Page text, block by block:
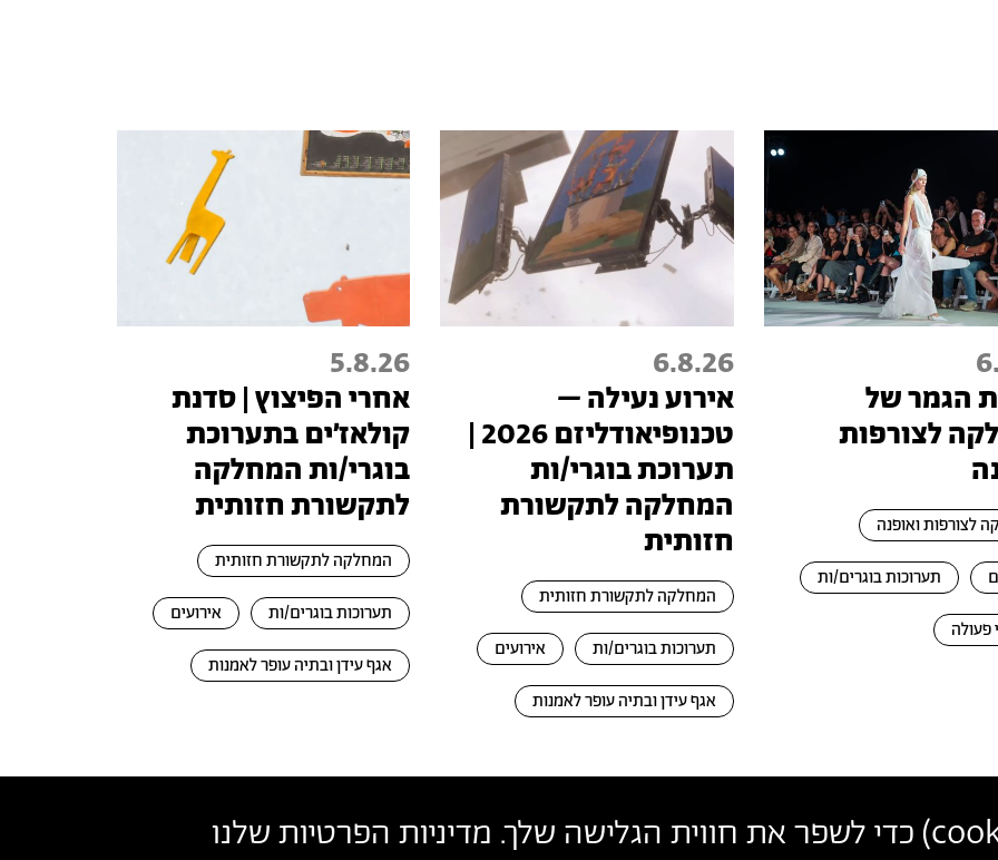
) כדי לשפר את חווית הגלישה שלך. מדיניות הפרטיות שלנו
הגמר של
לצורפות
לצורפות ואופנה
תערוכות בוגרים/ות
פעולה
6.8.26
אירוע נעילה –
טכנופיאודליזם 2026 |
תערוכת בוגרי/ות
המחלקה לתקשורת
חזותית
המחלקה לתקשורת חזותית
תערוכות בוגרים/ות אירועים
אגף עידן ובתיה עופר לאמנות
5.8.26
אחרי הפיצוץ | סדנת
קולאז׳ים בתערוכת
בוגרי/ות המחלקה
לתקשורת חזותית
המחלקה לתקשורת חזותית
תערוכות בוגרים/ות אירועים
אגף עידן ובתיה עופר לאמנות
צרו קשר